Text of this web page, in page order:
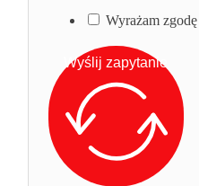
Wyrażam
Wyślij zapytanie